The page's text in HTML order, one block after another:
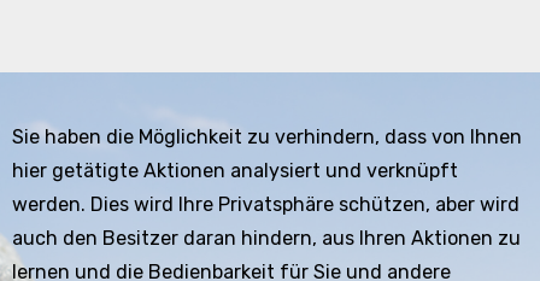
Sie haben die Möglichkeit zu verhindern, dass von Ihnen
hier getätigte Aktionen analysiert und verknüpft
werden. Dies wird Ihre Privatsphäre schützen, aber wird
auch den Besitzer daran hindern, aus Ihren Aktionen zu
lernen und die Bedienbarkeit für Sie und andere